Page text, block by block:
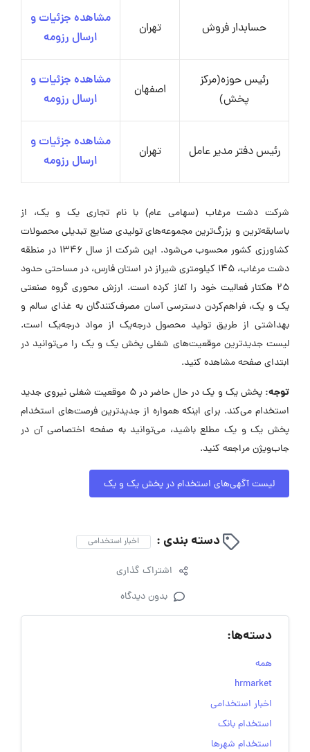
حسابدار فروش تهران
مشاهده جزئیات و
ارسال رزومه
رئیس حوزه(مرکز
پخش)
اصفهان
مشاهده جزئیات و
ارسال رزومه
رئیس دفتر مدیر عامل تهران
مشاهده جزئیات و
ارسال رزومه
شرکت دشت مرغاب (سهامی عام) با نام تجاری یک و یک، از
باسابقه‌ترین و بزرگ‌ترین مجموعه‌های تولیدی صنایع تبدیلی محصولات
کشاورزی کشور محسوب می‌شود. این شرکت از سال ۱۳۴۶ در منطقه
دشت مرغاب، ۱۴۵ کیلومتری شیراز در استان فارس، در مساحتی حدود
۲۵ هکتار فعالیت خود را آغاز کرده است. ارزش محوری گروه صنعتی
یک و یک، فراهم‌کردن دسترسی آسان مصرف‌کنندگان به غذای سالم و
بهداشتی از طریق تولید محصول درجه‌یک از مواد درجه‌یک است.
لیست جدیدترین موقعیت‌های شغلی پخش یک و یک را می‌توانید در
ابتدای صفحه مشاهده کنید.
توجه:
پخش یک و یک در حال حاضر در ۵ موقعیت شغلی نیروی جدید
استخدام می‌کند. برای اینکه همواره از جدیدترین فرصت‌های استخدام
پخش یک و یک مطلع باشید، می‌توانید به صفحه اختصاصی آن در
جاب‌ویژن مراجعه کنید.
لیست آگهی‌های استخدام در پخش یک و یک
دسته بندی : اخبار استخدامی
اشتراک گذاری
بدون دیدگاه
دسته‌ها:
همه
hrmarket
اخبار استخدامی
استخدام بانک
استخدام شهرها